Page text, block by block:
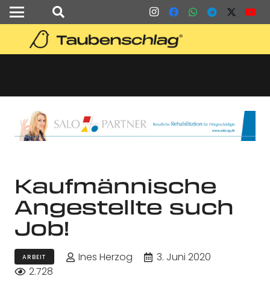
Kaufmännische
Angestellte such
Job!
ARBEIT Ines Herzog
3. Juni 2020
2.728